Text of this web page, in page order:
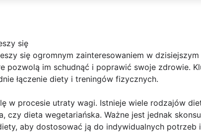
się
się ogromnym zainteresowaniem w dzisiejszym
pozwolą im schudnąć i poprawić swoje zdrowie.
łączenie diety i treningów fizycznych.
w procesie utraty wagi. Istnieje wiele rodzajów
czy dieta wegetariańska. Ważne jest jednak
aby dostosować ją do indywidualnych potrzeb